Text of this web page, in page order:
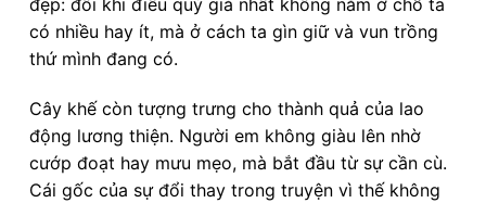
đẹp: đôi khi điều quý giá nhất không nằm ở chỗ ta
có nhiều hay ít, mà ở cách ta gìn giữ và vun trồng
thứ mình đang có.
Cây khế còn tượng trưng cho thành quả của lao
động lương thiện. Người em không giàu lên nhờ
cướp đoạt hay mưu mẹo, mà bắt đầu từ sự cần cù.
Cái gốc của sự đổi thay trong truyện vì thế không